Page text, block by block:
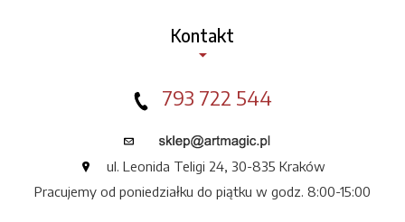
Kontakt
793 722 544
ul. Leonida Teligi 24, 30-835 Kraków
Pracujemy od poniedziałku do piątku w godz. 8:00-15:00